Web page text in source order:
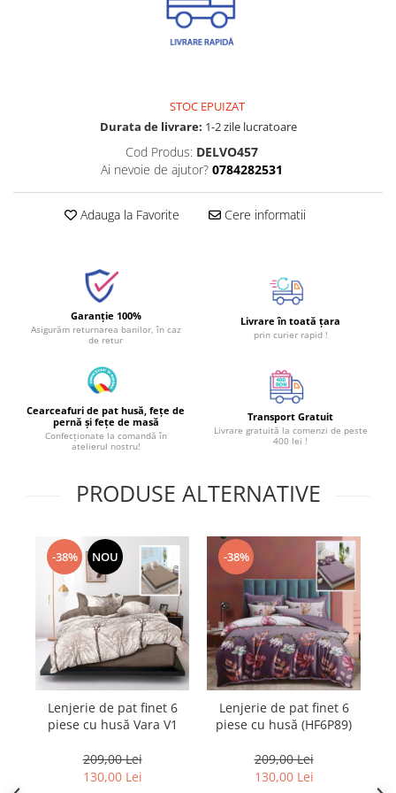
STOC EPUIZAT
Durata de livrare: 1-2 zile lucratoare
Cod Produs: DELVO457
Ai nevoie de ajutor? 0784282531
Adauga la Favorite Cere informatii
Garanție 100%
Asigurăm returnarea banilor, în caz
de retur
Livrare în toată țara
prin curier rapid !
Cearceafuri de pat husă, fețe de
pernă și fețe de masă
Confecționate la comandă în
atelierul nostru!
Transport Gratuit
Livrare gratuită la comenzi de peste
400 lei !
PRODUSE ALTERNATIVE
-38% NOU
Lenjerie de pat finet 6
piese cu husă Vara V1
209,00 Lei
130,00 Lei
-38%
Lenjerie de pat finet 6
piese cu husă (HF6P89)
209,00 Lei
130,00 Lei